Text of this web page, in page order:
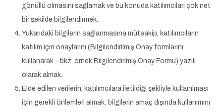
gönüllü olmasını sağlamak ve bu konuda katılımcıları çok net
bir şekilde bilgilendirmek.
Yukarıdaki bilgilerin sağlanmasına müteakip, katılımcıların
katılım için onaylarını (Bilgilendirilmiş Onay formlarını
kullanarak – bkz. örnek Bilgilendirlmiş Onay Formu) yazılı
olarak almak.
Elde edilen verilerin, katılımcılara iletildiği şekliyle kullanılması
için gerekli önlemleri almak; bilgilerin amaç dışında kullanımını